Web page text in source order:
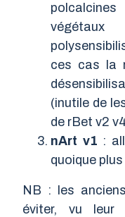
ces cas la
(inutile de
de rBet v2
nArt v1 :
quoique
NB : les
éviter, vu leur